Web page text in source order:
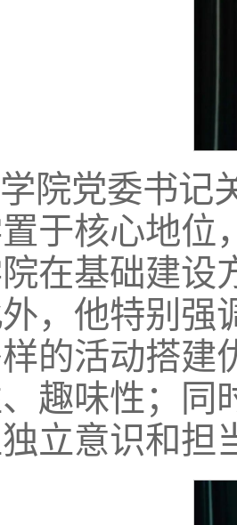
院党委书记
于核心地位
在基础建设
，他特别强
的活动搭建
趣味性；同
立意识和担